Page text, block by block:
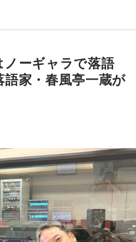
踏んじゃったよ。
ていいですか？ こっちもダ
で書くと「太い・良い」と書
う字なので、太く長く良いこ
いを込めたお祭りとなって
町内会が、高齢化と皆さんお
か決まんなかったと。で、
町内会長の打診があった
ていう会議中に17歳の娘さ
う。我が地元の練馬区田柄は
あ町内会長は不足してないで
ノーギャラで落語
家・春風亭一蔵が